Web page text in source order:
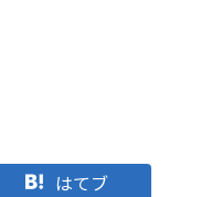
はてブ